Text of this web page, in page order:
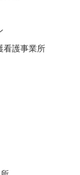
看護事業所